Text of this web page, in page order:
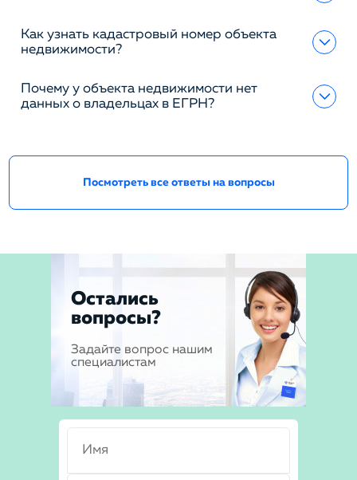
Как узнать кадастровый номер объекта
недвижимости?
Почему у объекта недвижимости нет
данных о владельцах в ЕГРН?
Посмотреть все ответы на вопросы
Остались
вопросы?
Задайте вопрос нашим
специалистам